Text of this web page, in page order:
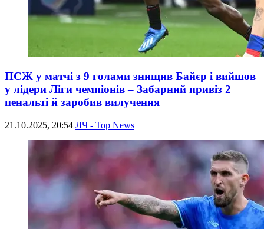
ПСЖ у матчі з 9 голами знищив Байєр і вийшов
у лідери Ліги чемпіонів – Забарний привіз 2
пенальті й заробив вилучення
21.10.2025, 20:54 ЛЧ - Top News